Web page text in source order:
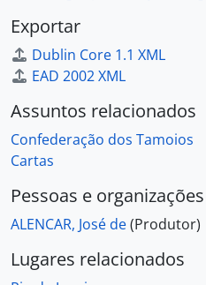
Exportar
Dublin Core 1.1 XML
EAD 2002 XML
Assuntos relacionados
Confederação dos Tamoios
Cartas
Pessoas e
ALENCAR, José de(Produtor)
Lugares relacionados